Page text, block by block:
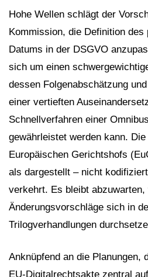
Hohe Wellen schlägt der
Kommission, die Definition des
Datums in der DSGVO
sich um einen
dessen Folgenabschätzung
einer vertieften
Schnellverfahren einer
gewährleistet werden kann.
Europäischen Gerichtshofs
als dargestellt – nicht
verkehrt. Es bleibt abzuwarten,
Änderungsvorschläge sich in
Trilogverhandlungen
Anknüpfend an die Planungen,
EU-Digitalrechtsakte zentral